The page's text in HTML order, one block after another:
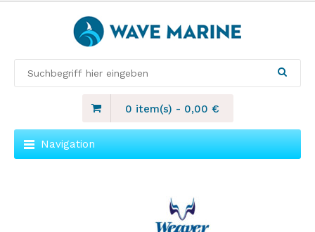
0 item(s) - 0,00 €
Navigation